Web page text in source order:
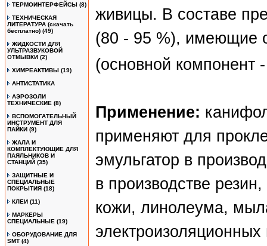
ТЕРМОИНТЕРФЕЙСЫ (8)
ТЕХНИЧЕСКАЯ
ЛИТЕРАТУРА (скачать
бесплатно) (49)
ЖИДКОСТИ ДЛЯ
УЛЬТРАЗВУКОВОЙ
ОТМЫВКИ (2)
ХИМРЕАКТИВЫ (19)
АНТИСТАТИКА
АЭРОЗОЛИ
ТЕХНИЧЕСКИЕ (8)
ВСПОМОГАТЕЛЬНЫЙ
ИНСТРУМЕНТ ДЛЯ
ПАЙКИ (9)
ЖАЛА И
КОМПЛЕКТУЮЩИЕ ДЛЯ
ПАЯЛЬНИКОВ И
СТАНЦИЙ (35)
ЗАЩИТНЫЕ И
СПЕЦИАЛЬНЫЕ
ПОКРЫТИЯ (18)
КЛЕИ (11)
МАРКЕРЫ
СПЕЦИАЛЬНЫЕ (19)
ОБОРУДОВАНИЕ ДЛЯ
SMT (4)
живицы. В составе
(80 - 95 %), имеющие
(основной компонент
Применение:
применяют для
эмульгатор в
в производстве
кожи, линолеума,